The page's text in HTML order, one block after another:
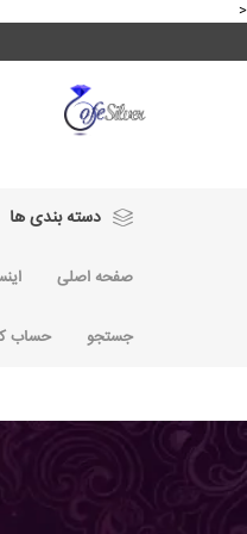
<
دسته بندی ها
صفحه اصلی
جستجو حساب